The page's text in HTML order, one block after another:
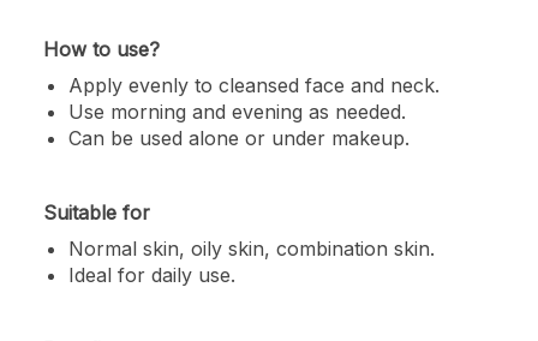
How to use?
Apply evenly to cleansed face and neck.
Use morning and evening as needed.
Can be used alone or under makeup.
Suitable for
Normal skin, oily skin, combination skin.
Ideal for daily use.